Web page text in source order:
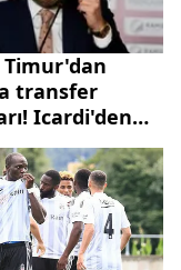
Timur'dan
transfer
Icardi'den
Szymanski'den
Neler olmuş